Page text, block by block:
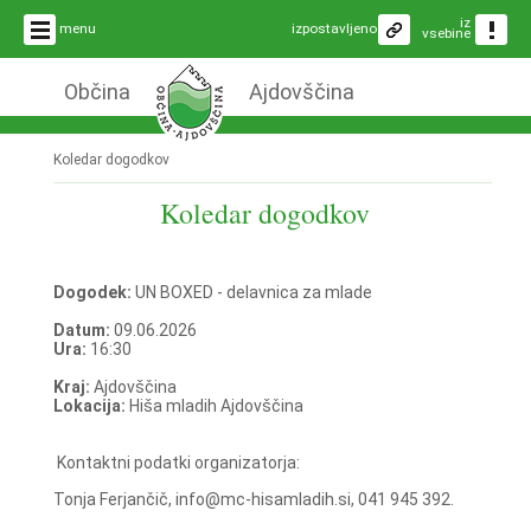
menu iz
vsebine
izpostavljeno
Občina Ajdovščina
Koledar dogodkov
Koledar dogodkov
Dogodek: UN BOXED - delavnica za mlade
Datum: 09.06.2026
Ura: 16:30
Kraj: Ajdovščina
Lokacija: Hiša mladih Ajdovščina
Kontaktni podatki organizatorja:
Tonja Ferjančič, info@mc-hisamladih.si, 041 945 392.